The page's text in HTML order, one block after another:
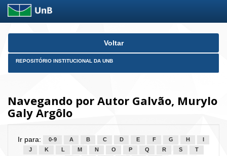
Skip
Voltar
REPOSITÓRIO INSTITUCIONAL DA UNB
Navegando por Autor Galvão, Murylo
Galy Argôlo
Ir para: 0-9 A B C D E F G H
J
K L M N O P Q R S
T